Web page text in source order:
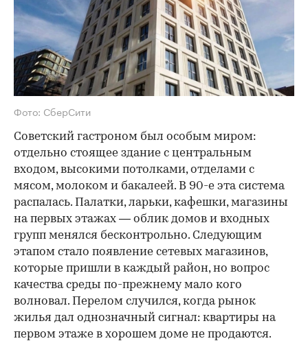
Фото: СберСити
Советский гастроном был особым миром:
отдельно стоящее здание с центральным
входом, высокими потолками, отделами с
мясом, молоком и бакалеей. В 90-е эта система
распалась. Палатки, ларьки, кафешки, магазины
на первых этажах — облик домов и входных
групп менялся бесконтрольно. Следующим
этапом стало появление сетевых магазинов,
которые пришли в каждый район, но вопрос
качества среды по-прежнему мало кого
волновал. Перелом случился, когда рынок
жилья дал однозначный сигнал: квартиры на
первом этаже в хорошем доме не продаются.